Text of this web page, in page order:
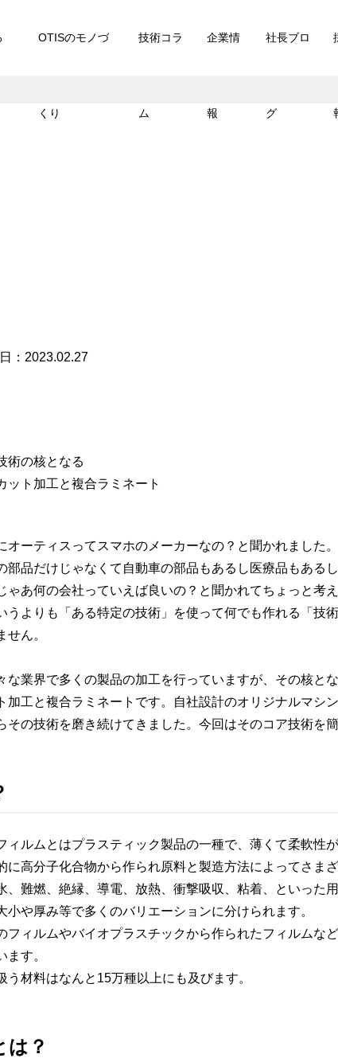
OTISのモノづ
くり
技術コラ
ム
企業情
報
社長ブロ
グ
： 2023.02.27
術の核となる
ット加工と複合ラミネート
オーティスってスマホのメーカーなの？と聞かれました。
部品だけじゃなくて自動車の部品もあるし医療品もある
ゃあ何の会社っていえば良いの？と聞かれてちょっと考
うよりも「ある特定の技術」を使って何でも作れる「技
せん。
な業界で多くの製品の加工を行っていますが、その核と
加工と複合ラミネートです。自社設計のオリジナルマシ
その技術を磨き続けてきました。今回はそのコア技術を簡
ィルムとはプラスティック製品の一種で、薄くて柔軟性
に高分子化合物から作られ原料と製造方法によってさま
、難燃、絶縁、導電、放熱、衝撃吸収、粘着、といった
小や厚み等で多くのバリエーションに分けられます。
フィルムやバイオプラスチックから作られたフィルムな
ます。
う材料はなんと15万種以上にも及びます。
は？